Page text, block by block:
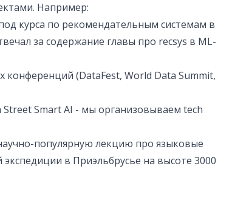
Например:
курса по рекомендательным системам в
за содержание главы про recsys в ML-
(DataFest, World Data Summit,
Smart AI - мы организовываем tech
популярную лекцию про языковые
в Приэльбрусье на высоте 3000